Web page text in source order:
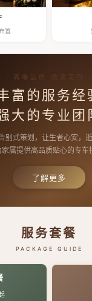
置
高端品质 按需定制
富的服务经
大的专业团
别式策划，让生者心安，
家属提供高品质贴心的专车
了解更多
服务套餐
PACKAGE GUIDE